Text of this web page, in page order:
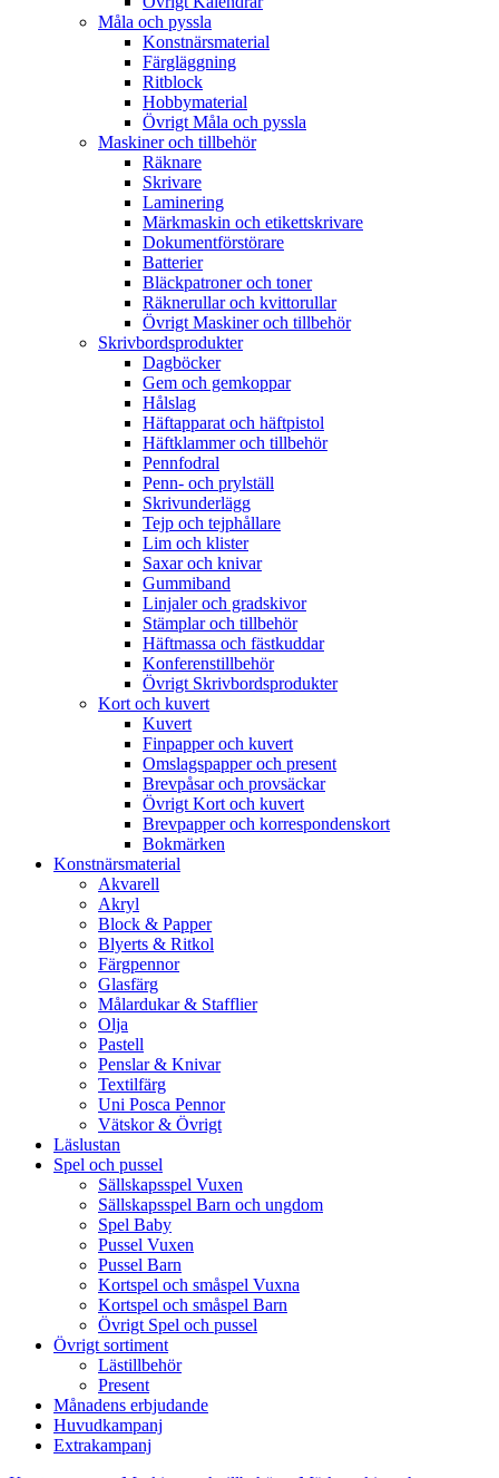
Måla och pyssla
Konstnärsmaterial
Färgläggning
Ritblock
Hobbymaterial
Övrigt Måla och pyssla
Maskiner och tillbehör
Räknare
Skrivare
Laminering
Märkmaskin och etikettskrivare
Dokumentförstörare
Batterier
Bläckpatroner och toner
Räknerullar och kvittorullar
Övrigt Maskiner och tillbehör
Skrivbordsprodukter
Dagböcker
Gem och gemkoppar
Hålslag
Häftapparat och häftpistol
Häftklammer och tillbehör
Pennfodral
Penn- och prylställ
Skrivunderlägg
Tejp och tejphållare
Lim och klister
Saxar och knivar
Gummiband
Linjaler och gradskivor
Stämplar och tillbehör
Häftmassa och fästkuddar
Konferenstillbehör
Övrigt Skrivbordsprodukter
Kort och kuvert
Kuvert
Finpapper och kuvert
Omslagspapper och present
Brevpåsar och provsäckar
Övrigt Kort och kuvert
Brevpapper och korrespondenskort
Bokmärken
Konstnärsmaterial
Akvarell
Akryl
Block & Papper
Blyerts & Ritkol
Färgpennor
Glasfärg
Målardukar & Stafflier
Olja
Pastell
Penslar & Knivar
Textilfärg
Uni Posca Pennor
Vätskor & Övrigt
Läslustan
Spel och pussel
Sällskapsspel Vuxen
Sällskapsspel Barn och ungdom
Spel Baby
Pussel Vuxen
Pussel Barn
Kortspel och småspel Vuxna
Kortspel och småspel Barn
Övrigt Spel och pussel
Övrigt sortiment
Lästillbehör
Present
Månadens erbjudande
Huvudkampanj
Extrakampanj